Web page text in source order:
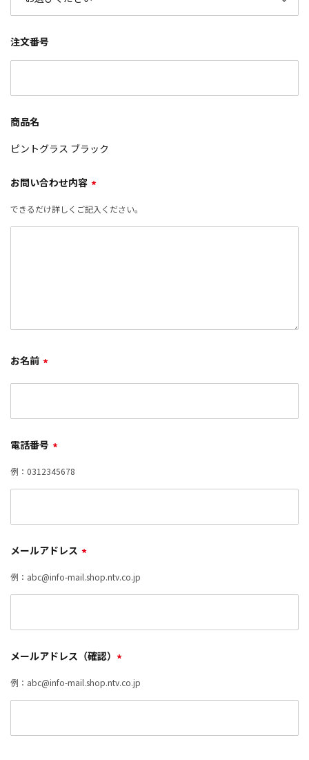
注文番号
商品名
ピントグラス ブラック
お問い合わせ内容 *
できるだけ詳しくご記入ください。
お名前 *
電話番号 *
例：0312345678
メールアドレス *
例：abc@info-mail.shop.ntv.co.jp
メールアドレス（確認） *
例：abc@info-mail.shop.ntv.co.jp